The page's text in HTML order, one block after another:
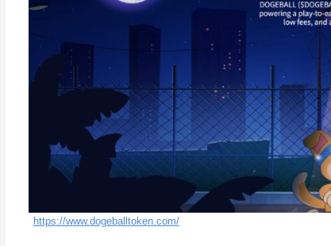
https://www.dogeballtoken.com/